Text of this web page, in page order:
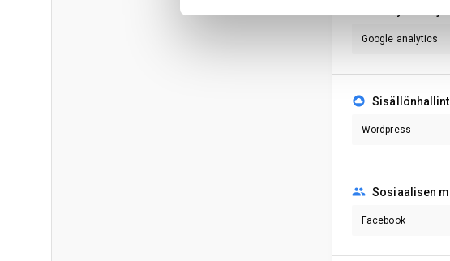
Google analytics
Wordpress
Sosiaalisen
Facebook